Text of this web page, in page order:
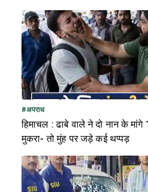
#अपराध
हिमाचल : ढाबे वाले ने दो नान के
मुकरा- तो मुंह पर जड़े कई थप्पड़